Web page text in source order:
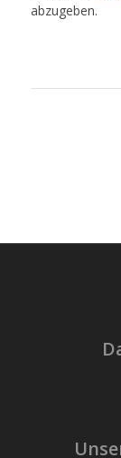
abzugeben.